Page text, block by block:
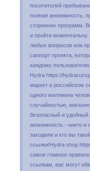
поситителей
полная анонимность,
сторонних программ.
и пройти моментальну.
любых вопросов или
саппорт проекта,
каждому
Hydra https://
маркет в российском
одного миллиона
случайностью,
безопасный и удобный
анонимность - никто и
заходили и кто вы
ссылки!Hydra shop
самое главное
ссылкам, вас могут